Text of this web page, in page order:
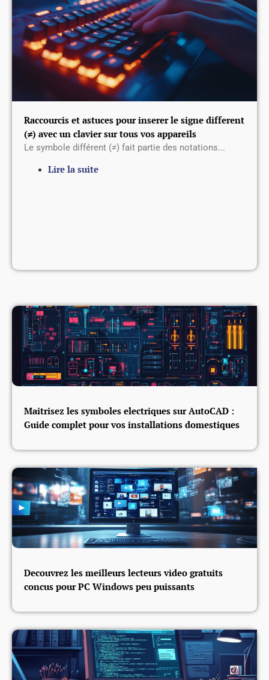
Raccourcis et astuces pour inserer le signe different
(≠) avec un clavier sur tous vos appareils
Le symbole différent (≠) fait partie des notations...
Lire la suite
Maitrisez les symboles electriques sur AutoCAD :
Guide complet pour vos installations domestiques
Decouvrez les meilleurs lecteurs video gratuits
concus pour PC Windows peu puissants